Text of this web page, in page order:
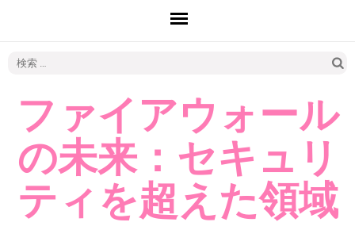
ファイアウォール
の未来：セキュリ
ティを超えた領域